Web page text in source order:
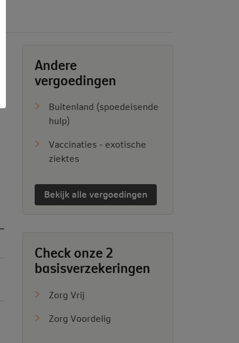
Andere
vergoedingen
Buitenland (spoedeisende
hulp)
Vaccinaties - exotische
ziektes
Bekijk alle vergoedingen
Check onze 2
basisverzekeringen
Zorg Vrij
Zorg Voordelig